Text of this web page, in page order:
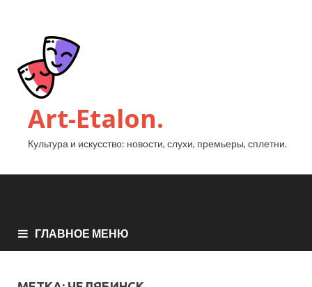
Art-Etalon.
Культура и искусство: новости, слухи, премьеры, сплетни.
ГЛАВНОЕ МЕНЮ